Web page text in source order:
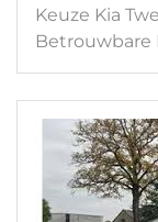
Keuze Kia
Betrouwbare